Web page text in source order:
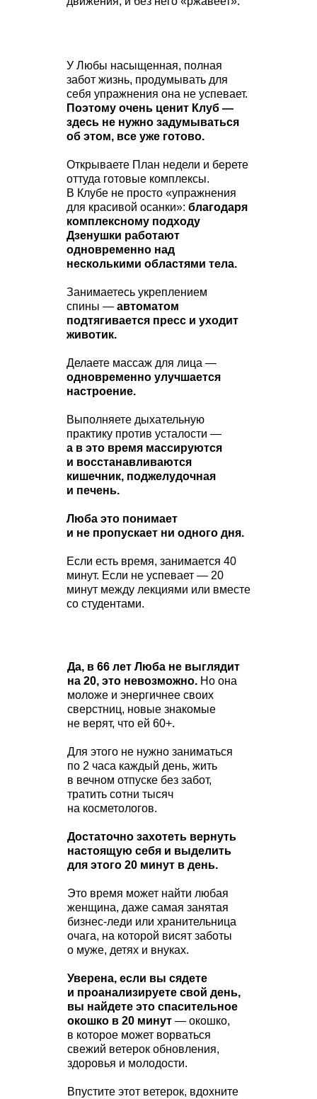
Да, в 66 лет Люба не выглядит
на 20, это невозможно. Но она
моложе и энергичнее своих
сверстниц, новые знакомые
не верят, что ей 60+.
Для этого не нужно заниматься
по 2 часа каждый день, жить
в вечном отпуске без забот,
тратить сотни тысяч
на косметологов.
Достаточно захотеть вернуть
настоящую себя и выделить
для этого 20 минут в день.
Это время может найти любая
женщина, даже самая занятая
бизнес-леди или хранительница
очага, на которой висят заботы
о муже, детях и внуках.
Уверена, если вы сядете
и проанализируете свой день,
вы найдете это спасительное
окошко в 20 минут — окошко,
в которое может ворваться
свежий ветерок обновления,
здоровья и молодости.
Впустите этот ветерок, вдохните
У Любы насыщенная, полная
забот жизнь, продумывать для
себя упражнения она не успевает.
Поэтому очень ценит Клуб —
здесь не нужно задумываться
об этом, все уже готово.
Открываете План недели и берете
оттуда готовые комплексы.
В Клубе не просто «упражнения
для красивой осанки»: благодаря
комплексному подходу
Дзенушки работают
одновременно над
несколькими областями тела.
Занимаетесь укреплением
спины — автоматом
подтягивается пресс и уходит
животик.
Делаете массаж для лица —
одновременно улучшается
настроение.
Выполняете дыхательную
практику против усталости —
а в это время массируются
и восстанавливаются
кишечник, поджелудочная
и печень.
Люба это понимает
и не пропускает ни одного дня.
Если есть время, занимается 40
минут. Если не успевает — 20
минут между лекциями или вместе
со студентами.